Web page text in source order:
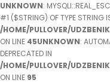
UNKNOWN:
#1 ($STRING) OF TYPE STRING
/HOME/PULLOVER/
ON LINE 45UNKNOWN:
DEPRECATED IN
/HOME/PULLOVER/
ON LINE 95